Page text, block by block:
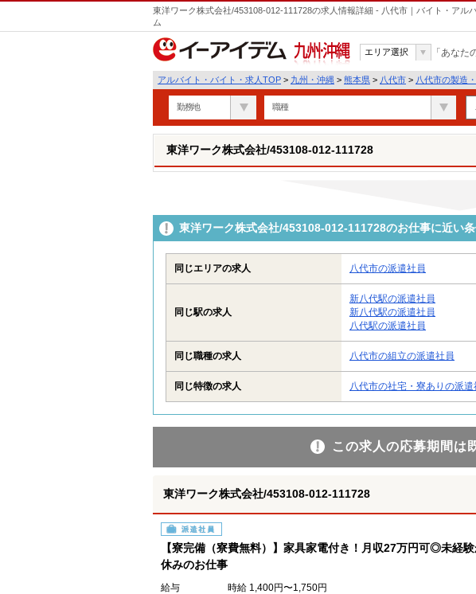
東洋ワーク株式会社/453108-012-111728の求人情報詳細 - 八代市｜バイト・アル
ム
九州・沖縄
エリア選択 「あなた
アルバイト・バイト・求人TOP > 九州・沖縄 > 熊本県 > 八代市 > 八代市の製造
勤務地 職種
東洋ワーク株式会社/453108-012-111728
東洋ワーク株式会社/453108-012-111728のお仕事に近い
同じエリアの求人 八代市の派遣社員
同じ駅の求人
新八代駅の派遣社員
新八代駅の派遣社員
八代駅の派遣社員
同じ職種の求人 八代市の組立の派遣社員
同じ特徴の求人 八代市の社宅・寮ありの派遣
この求人の応募期間は
東洋ワーク株式会社/453108-012-111728
派遣社員
【寮完備（寮費無料）】家具家電付き！月収27万円可◎未経
休みのお仕事
給与
時給 1,400円〜1,750円